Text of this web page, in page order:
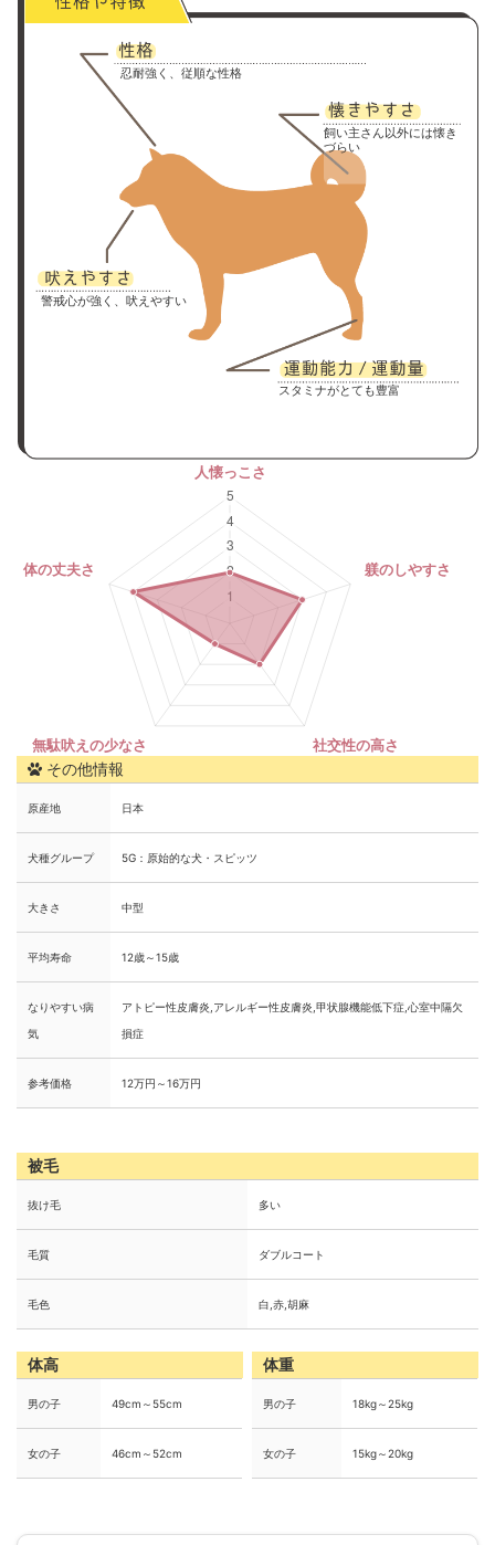
忍耐強く、従順な性格
飼い主さん以外には懐き
づらい
警戒心が強く、吠えやすい
スタミナがとても豊富
その他情報
原産地 日本
犬種グループ 5G：原始的な犬・スピッツ
大きさ 中型
平均寿命 12歳～15歳
なりやすい病
気
アトピー性皮膚炎,アレルギー性皮膚炎,甲状腺機能低下症,心室中隔欠
損症
参考価格 12万円～16万円
被毛
抜け毛 多い
毛質 ダブルコート
毛色 白,赤,胡麻
体高
男の子 49cm～55cm
女の子 46cm～52cm
体重
男の子 18kg～25kg
女の子 15kg～20kg